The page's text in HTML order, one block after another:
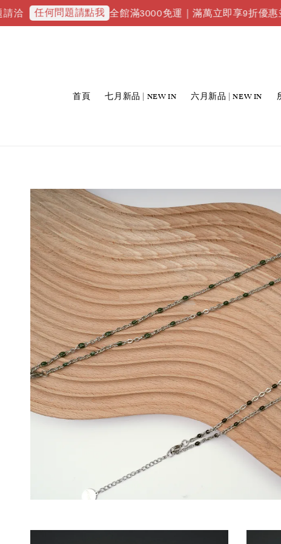
何問題請點我 全館滿3000免運｜滿萬立即享9折優惠並升級
首頁 七月新品 | NEW IN 六月新品 | NEW IN